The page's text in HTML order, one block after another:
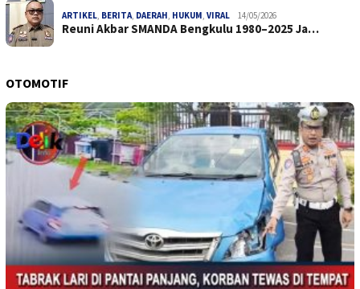
ARTIKEL, BERITA, DAERAH, HUKUM, VIRAL 14/05/2026
Reuni Akbar SMANDA Bengkulu 1980–2025 Ja…
OTOMOTIF